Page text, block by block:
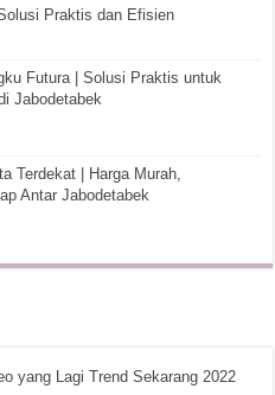
Praktis dan Efisien
Futura | Solusi Praktis untuk
Jabodetabek
Terdekat | Harga Murah,
Antar Jabodetabek
yang Lagi Trend Sekarang 2022